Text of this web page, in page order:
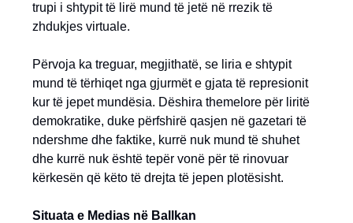
trupi i shtypit të lirë mund të jetë në rrezik të
zhdukjes virtuale.
Përvoja ka treguar, megjithatë, se liria e shtypit
mund të tërhiqet nga gjurmët e gjata të represionit
kur të jepet mundësia. Dëshira themelore për liritë
demokratike, duke përfshirë qasjen në gazetari të
ndershme dhe faktike, kurrë nuk mund të shuhet
dhe kurrë nuk është tepër vonë për të rinovuar
kërkesën që këto të drejta të jepen plotësisht.
Situata e Medias në Ballkan